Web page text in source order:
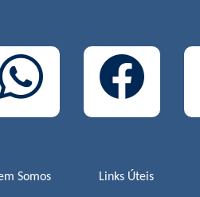
Somos Links Úteis